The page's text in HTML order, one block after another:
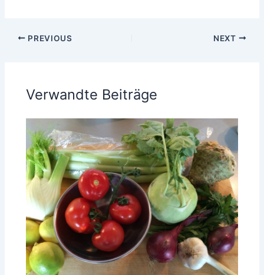
PREVIOUS NEXT
Verwandte Beiträge